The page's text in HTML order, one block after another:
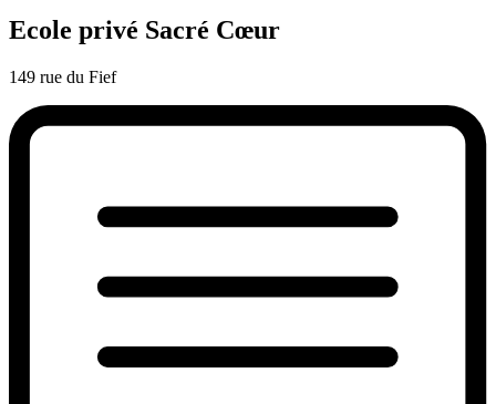
Ecole privé Sacré Cœur
149 rue du Fief